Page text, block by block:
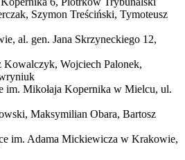
Szymon Treściński, Tymoteusz
al. gen. Jana Skrzyneckiego 12,
Kowalczyk, Wojciech Palonek,
im. Mikołaja Kopernika w Mielcu, ul.
Maksymilian Obara, Bartosz
im. Adama Mickiewicza w Krakowie,